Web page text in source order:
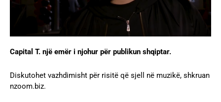
Capital T. një emër i njohur për publikun shqiptar.
Diskutohet vazhdimisht për risitë që sjell në muzikë, shkruan
nzoom.biz.